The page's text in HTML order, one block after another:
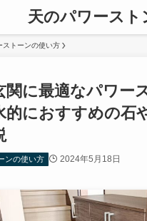
天のパワースト
ストーンの使い方
関に最適なパワー
的におすすめの石
ンの使い方 2024年5月18日